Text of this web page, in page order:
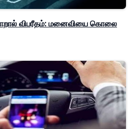
விபரீதம்: மனைவியை கொலை